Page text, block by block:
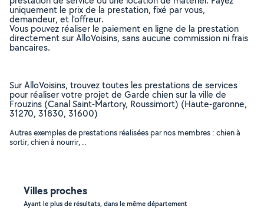
uniquement le prix de la prestation, fixé par vous,
demandeur, et l’offreur.
Vous pouvez réaliser le paiement en ligne de la prestation
directement sur AlloVoisins, sans aucune commission ni frais
bancaires.
Sur AlloVoisins, trouvez toutes les prestations de services
pour réaliser votre projet de Garde chien sur la ville de
Frouzins (Canal Saint-Martory, Roussimort) (Haute-garonne,
31270, 31830, 31600)
Autres exemples de prestations réalisées par nos membres : chien à
sortir, chien à nourrir, ..
Villes proches
Ayant le plus de résultats, dans le même département